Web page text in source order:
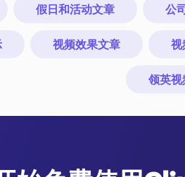
假日和活动文章 公
视频效果文章 视
领英